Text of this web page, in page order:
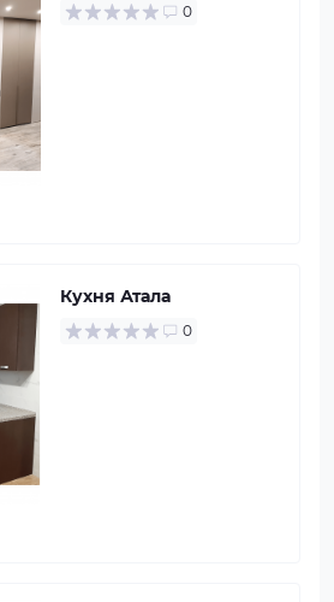
0
Кухня Атала
0